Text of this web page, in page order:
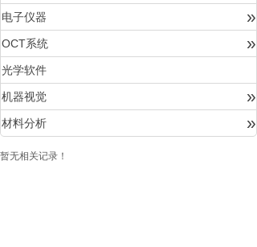
电子仪器 »
OCT系统 »
光学软件
机器视觉 »
材料分析 »
暂无相关记录！